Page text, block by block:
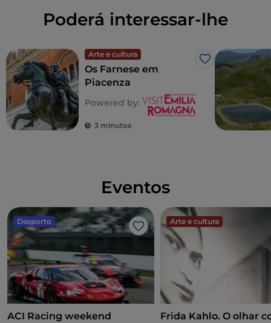
Poderá interessar-lhe
Arte e cultura
Gosto
Os Farnese em
Piacenza
Powered by:
3 minutos
Eventos
Desporto
Gosto
ACI Racing weekend
Arte e cultura
Frida Kahlo. O olhar